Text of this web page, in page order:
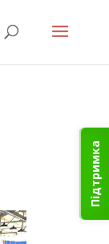
Підтримка